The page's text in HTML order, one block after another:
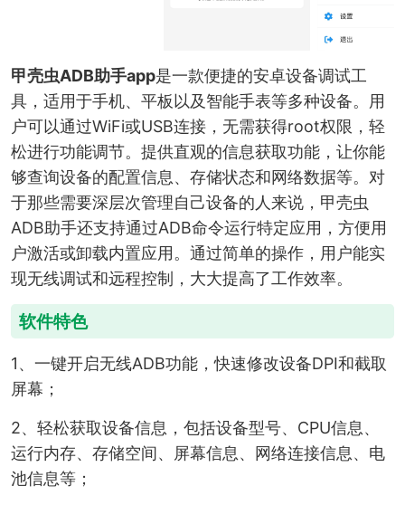
甲壳虫ADB助手app是一款便捷的安卓设备调试工
具，适用于手机、平板以及智能手表等多种设备。用
户可以通过WiFi或USB连接，无需获得root权限，轻
松进行功能调节。提供直观的信息获取功能，让你能
够查询设备的配置信息、存储状态和网络数据等。对
于那些需要深层次管理自己设备的人来说，甲壳虫
ADB助手还支持通过ADB命令运行特定应用，方便用
户激活或卸载内置应用。通过简单的操作，用户能实
现无线调试和远程控制，大大提高了工作效率。
软件特色
1、一键开启无线ADB功能，快速修改设备DPI和截取
屏幕；
2、轻松获取设备信息，包括设备型号、CPU信息、
运行内存、存储空间、屏幕信息、网络连接信息、电
池信息等；